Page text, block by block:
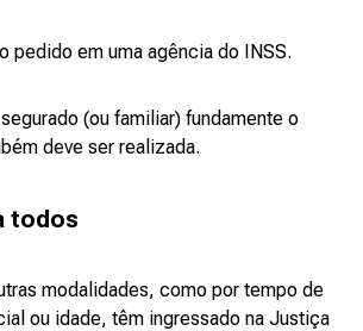
pedido em uma agência do INSS.
(ou familiar) fundamente o
deve ser realizada.
todos
modalidades, como por tempo de
ou idade, têm ingressado na Justiça